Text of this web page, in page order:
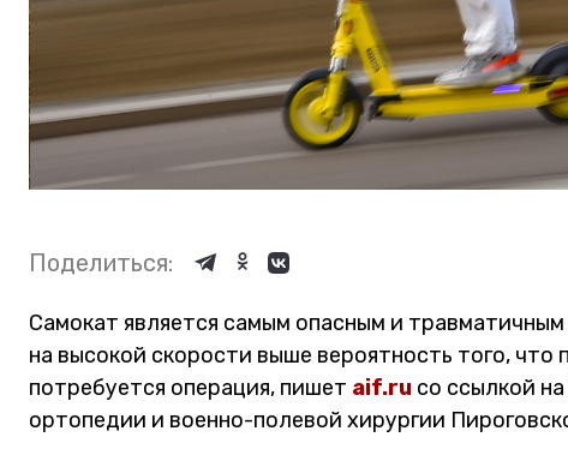
Поделиться:
Самокат является самым опасным и
на высокой скорости выше вероятность того, что
потребуется операция, пишет aif.ru со ссылкой
ортопедии и военно-полевой хирургии